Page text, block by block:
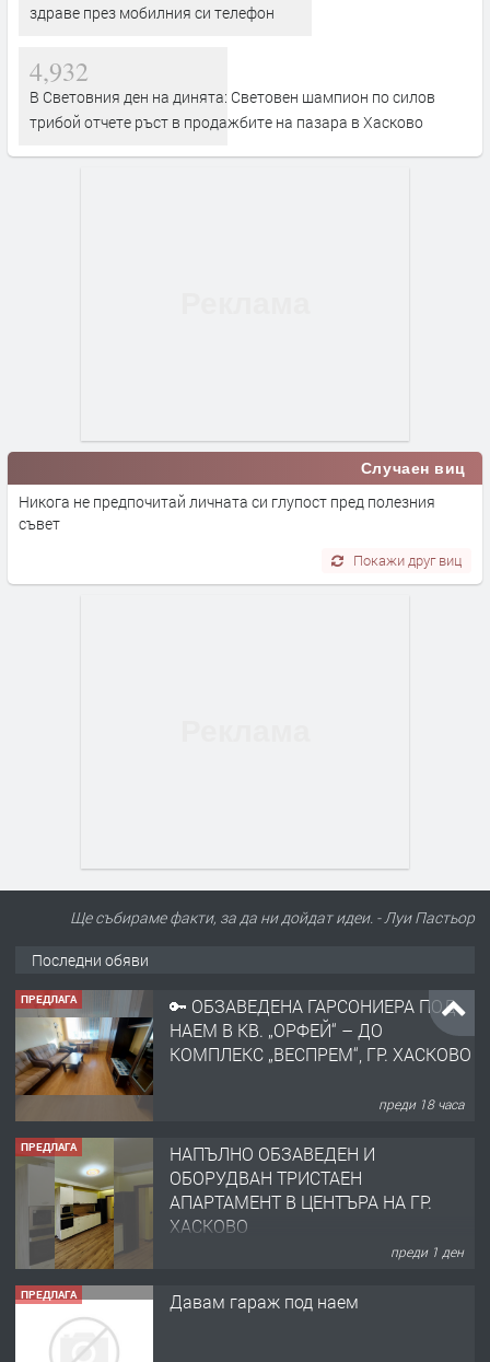
здраве през мобилния си телефон
4,932
В Световния ден на динята: Световен шампион по силов
трибой отчете ръст в продажбите на пазара в Хасково
Случаен виц
Никога не предпочитай личната си глупост пред полезния
съвет
Покажи друг виц
Ще събираме факти, за да ни дойдат идеи. - Луи Пастьор
Последни обяви
ПРЕДЛАГА
🔑 ОБЗАВЕДЕНА ГАРСОНИЕРА ПОД
НАЕМ В КВ. „ОРФЕЙ“ – ДО
КОМПЛЕКС „ВЕСПРЕМ“, ГР. ХАСКОВО
преди 18 часа
ПРЕДЛАГА
НАПЪЛНО ОБЗАВЕДЕН И
ОБОРУДВАН ТРИСТАЕН
АПАРТАМЕНТ В ЦЕНТЪРА НА ГР.
ХАСКОВО
преди 1 ден
ПРЕДЛАГА Давам гараж под наем